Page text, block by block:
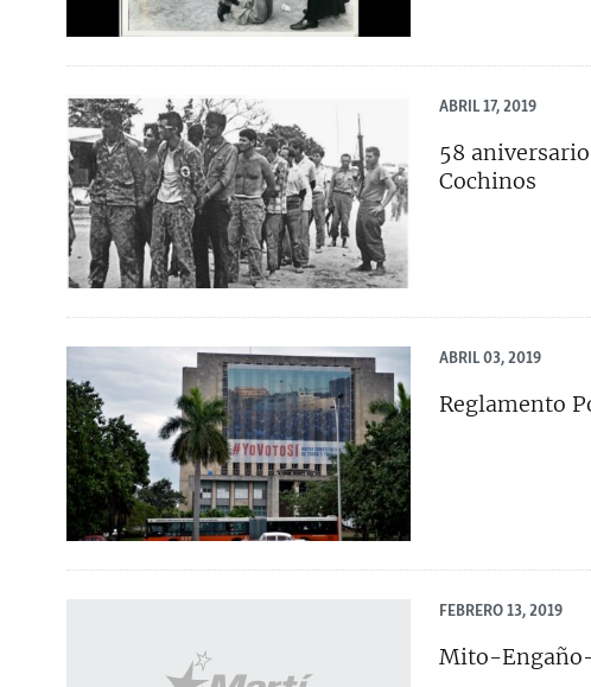
ABRIL 17, 2019
58
Cochinos
ABRIL 03, 2019
Reglamento
FEBRERO 13, 2019
Mito-